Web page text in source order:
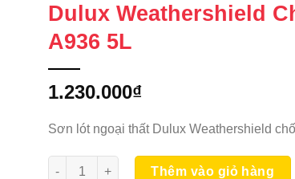
Dulux Weathershield
A936 5L
1.230.000₫
Sơn lót ngoại thất Dulux Weathershield
Dulux Weathershield Chống Kiềm A936 5L
Thêm vào giỏ hàng